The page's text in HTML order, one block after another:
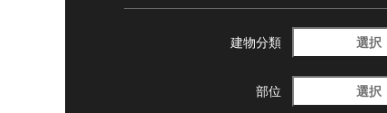
建物分類 選択
部位 選択